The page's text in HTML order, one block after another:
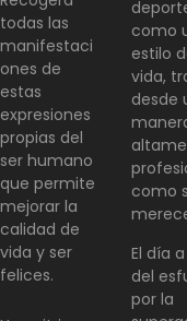
todas las
manifestaci
ones de
estas
expresiones
propias del
ser humano
que permite
mejorar la
calidad de
vida y ser
felices.
como
estilo
vida,
desde
como
El día
del
por la